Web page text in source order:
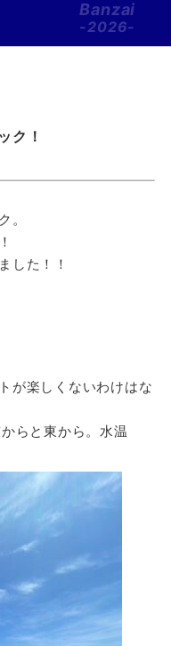
Banzai
-2026-
ク！
。
した！！
が楽しくないわけはな
らと東から。水温